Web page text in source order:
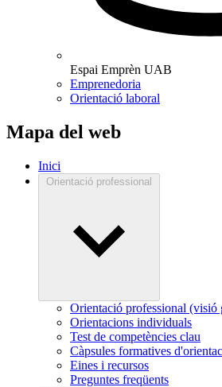
Espai Emprèn UAB
Emprenedoria
Orientació laboral
Mapa del web
Inici
Orientació professional
Orientació professional (visió
Orientacions individuals
Test de competències clau
Càpsules formatives
Eines i recursos
Preguntes freqüents